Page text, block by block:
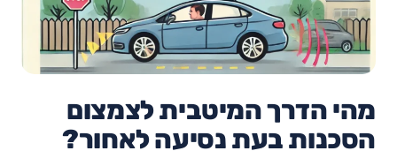
מהי הדרך המיטבית לצמצום
הסכנות בעת נסיעה לאחור?